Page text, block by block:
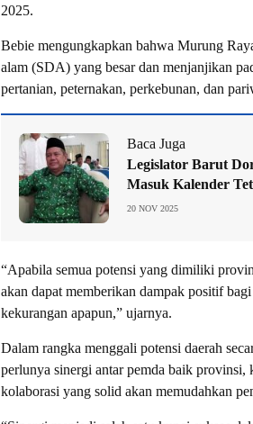
2025.
Bebie mengungkapkan bahwa Murung
alam (SDA) yang besar dan menjanjikan
pertanian, peternakan, perkebunan, dan
Baca Juga
Legislator Barut
Masuk Kalender
20 NOV 2025
“Apabila semua potensi yang dimiliki
akan dapat memberikan dampak positif
kekurangan apapun,” ujarnya.
Dalam rangka menggali potensi daerah
perlunya sinergi antar pemda baik provinsi,
kolaborasi yang solid akan memudahkan